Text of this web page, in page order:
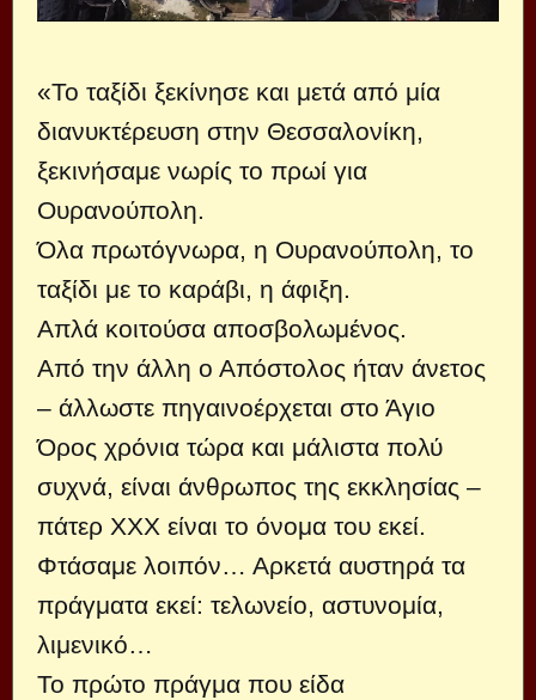
«Το ταξίδι ξεκίνησε και μετά από μία
διανυκτέρευση στην Θεσσαλονίκη,
ξεκινήσαμε νωρίς το πρωί για
Ουρανούπολη.
Όλα πρωτόγνωρα, η Ουρανούπολη, το
ταξίδι με το καράβι, η άφιξη.
Απλά κοιτούσα αποσβολωμένος.
Από την άλλη ο Απόστολος ήταν άνετος
– άλλωστε πηγαινοέρχεται στο Άγιο
Όρος χρόνια τώρα και μάλιστα πολύ
συχνά, είναι άνθρωπος της εκκλησίας –
πάτερ ΧΧΧ είναι το όνομα του εκεί.
Φτάσαμε λοιπόν… Αρκετά αυστηρά τα
πράγματα εκεί: τελωνείο, αστυνομία,
λιμενικό…
Το πρώτο πράγμα που είδα